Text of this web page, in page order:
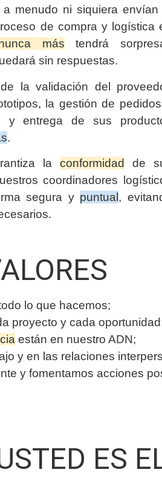
menudo ni siquiera envían
de compra y logística
más tendrá
sin respuestas.
la validación del
la gestión de
y entrega de sus
.
la conformidad
de
coordinadores
segura y puntual ,
lo que hacemos;
proyecto y cada
están en nuestro ADN;
y en las relaciones
y fomentamos acciones
ES